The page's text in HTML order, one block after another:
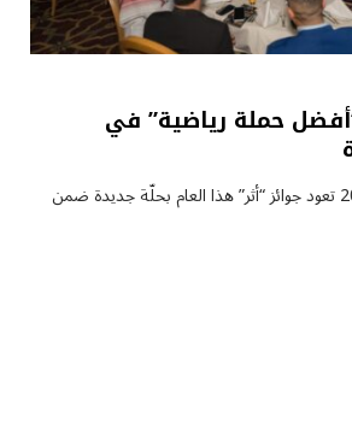
حملة رياضية” في
الرياض 7 اغسطس 2026 تعود جوائز “أثر” هذا العام بحلّة جديدة ضمن